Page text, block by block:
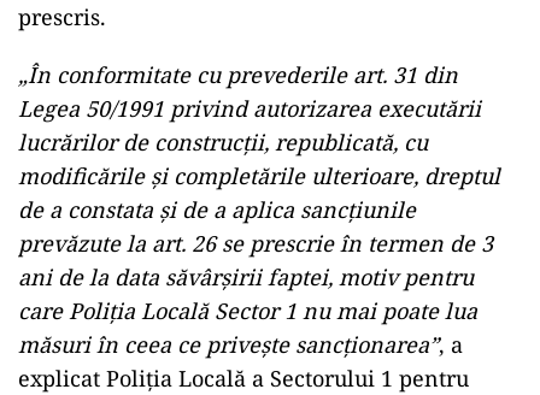
prescris.
„În conformitate cu prevederile art. 31 din
Legea 50/1991 privind autorizarea executării
lucrărilor de construcții, republicată, cu
modificările și completările ulterioare, dreptul
de a constata și de a aplica sancțiunile
prevăzute la art. 26 se prescrie în termen de 3
ani de la data săvârșirii faptei, motiv pentru
care Poliția Locală Sector 1 nu mai poate lua
măsuri în ceea ce privește sancționarea”, a
explicat Poliția Locală a Sectorului 1 pentru